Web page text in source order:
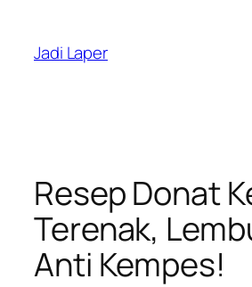
content
Jadi Laper
Resep Donat
Terenak,
Anti Kempes!